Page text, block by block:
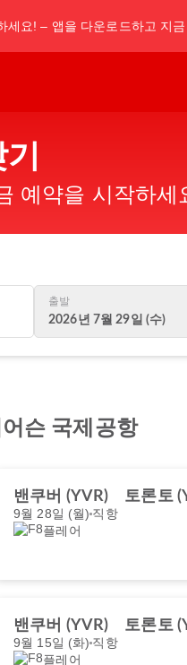
세요! – 앱을 다운로드하고 지
예약을 시작하세
출발
2026년 7월 29일 (수)
슨 국제공항
밴쿠버 (YVR) 토론토
9월 28일 (월) 직항
플레어
밴쿠버 (YVR) 토론토
9월 15일 (화) 직항
플레어